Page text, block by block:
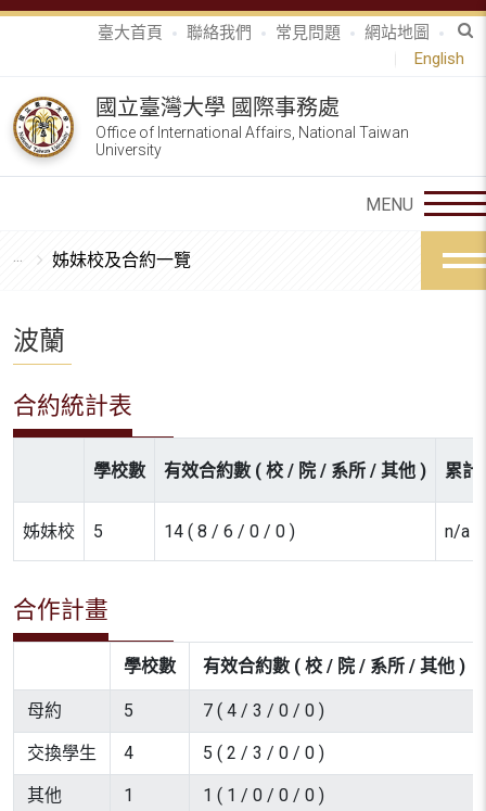
臺大首頁 聯絡我們 常見問題
網站地圖
English
國立臺灣大學 國際事務處
Office of International Affairs, National Taiwan
University
姊妹校及合約一覽
波蘭
合約統計表
學校數 有效合約數 ( 校 / 院 / 系所 / 其他 ) 累計
姊妹校 5 14 ( 8 / 6 / 0 / 0 ) n/a
合作計畫
學校數 有效合約數 ( 校 / 院 / 系所 / 其他 )
母約 5 7 ( 4 / 3 / 0 / 0 )
交換學生 4 5 ( 2 / 3 / 0 / 0 )
其他 1 1 ( 1 / 0 / 0 / 0 )